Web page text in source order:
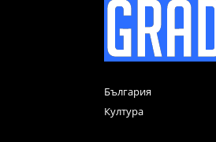
България
Култура